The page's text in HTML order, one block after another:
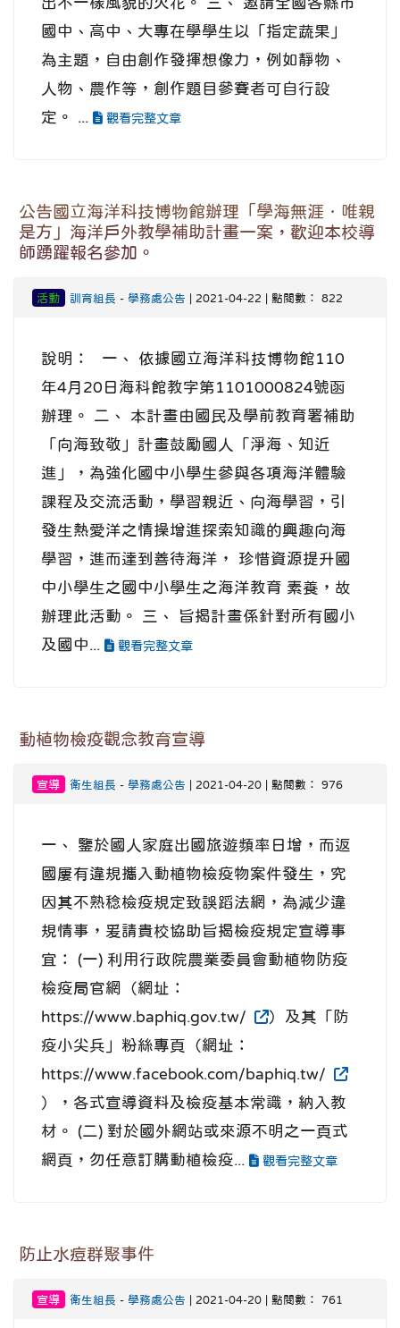
國中、高中、大專在學學生以「指定蔬果」
為主題，自由創作發揮想像力，例如靜物、
人物、農作等，創作題目參賽者可自行設
定。 ...
觀看完整文章
公告國立海洋科技博物館辦理「學海無涯．唯親
是方」海洋戶外教學補助計畫一案，歡迎本校導
師踴躍報名參加。
活動 訓育組長 - 學務處公告 | 2021-04-22 | 點閱數： 822
說明： 一、 依據國立海洋科技博物館110
年4月20日海科館教字第1101000824號函
辦理。 二、 本計畫由國民及學前教育署補助
「向海致敬」計畫鼓勵國人「淨海、知近
進」，為強化國中小學生參與各項海洋體驗
課程及交流活動，學習親近、向海學習，引
發生熱愛洋之情操增進探索知識的興趣向海
學習，進而達到善待海洋， 珍惜資源提升國
中小學生之國中小學生之海洋教育 素養，故
辦理此活動。 三、 旨揭計畫係針對所有國小
及國中...
觀看完整文章
動植物檢疫觀念教育宣導
宣導 衛生組長 - 學務處公告 | 2021-04-20 | 點閱數： 976
一、 鑒於國人家庭出國旅遊頻率日增，而返
國屢有違規攜入動植物檢疫物案件發生，究
因其不熟稔檢疫規定致誤蹈法網，為減少違
規情事，爰請貴校協助旨揭檢疫規定宣導事
宜： (一) 利用行政院農業委員會動植物防疫
檢疫局官網（網址：
https://www.baphiq.gov.tw/
）及其「防
疫小尖兵」粉絲專頁（網址：
https://www.facebook.com/baphiq.tw/
），各式宣導資料及檢疫基本常識，納入教
材。 (二) 對於國外網站或來源不明之一頁式
網頁，勿任意訂購動植檢疫...
觀看完整文章
防止水痘群聚事件
宣導 衛生組長 - 學務處公告 | 2021-04-20 | 點閱數： 761